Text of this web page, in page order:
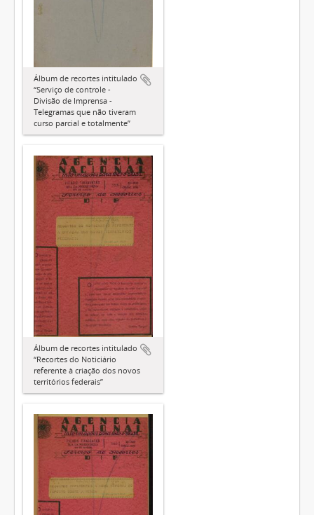
Álbum de recortes intitulado
“Serviço de controle -
Divisão de Imprensa -
Telegramas que não tiveram
curso parcial e totalmente”
Álbum de recortes intitulado
“Recortes do Noticiário
referente à criação dos novos
territórios federais”